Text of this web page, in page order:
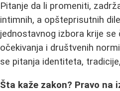
Pitanje da li promeniti,
intimnih, a opšteprisutnih
jednostavnog izbora krije
očekivanja i društvenih
se pitanja identiteta,
Šta kaže zakon? Pravo na